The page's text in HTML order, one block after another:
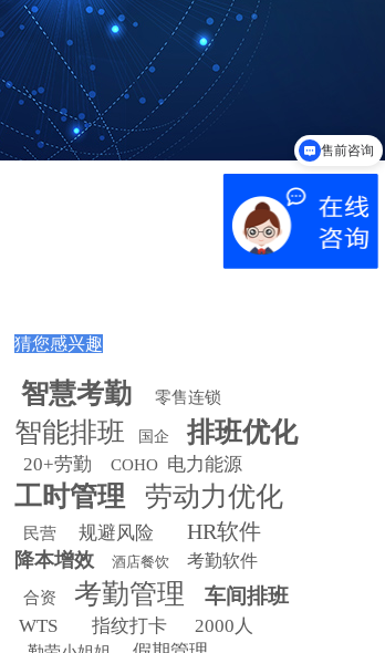
猜您感兴趣
智慧考勤 零售连锁
智能排班 国企 排班优化
20+劳勤 COHO 电力能源
工时管理 劳动力优化
民营 规避风险 HR软件
降本增效 酒店餐饮 考勤软件
合资 考勤管理 车间排班
WTS 指纹打卡 2000人
售前咨询